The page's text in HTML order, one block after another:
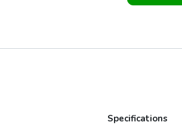
Specifications